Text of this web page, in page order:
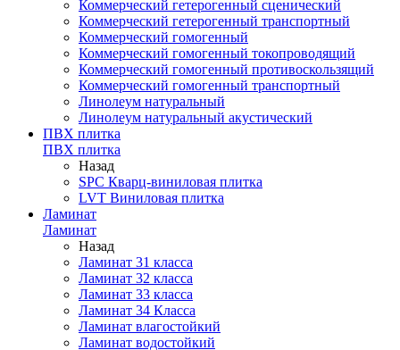
Коммерческий гетерогенный сценический
Коммерческий гетерогенный транспортный
Коммерческий гомогенный
Коммерческий гомогенный токопроводящий
Коммерческий гомогенный противоскользящий
Коммерческий гомогенный транспортный
Линолеум натуральный
Линолеум натуральный акустический
ПВХ плитка
ПВХ плитка
Назад
SPC Кварц-виниловая плитка
LVT Виниловая плитка
Ламинат
Ламинат
Назад
Ламинат 31 класса
Ламинат 32 класса
Ламинат 33 класса
Ламинат 34 Класса
Ламинат влагостойкий
Ламинат водостойкий